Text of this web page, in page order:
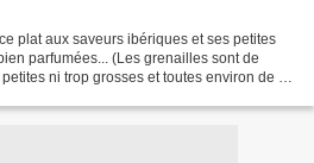
plat aux saveurs ibériques et ses petites
parfumées... (Les grenailles sont de
ni trop grosses et toutes environ de la